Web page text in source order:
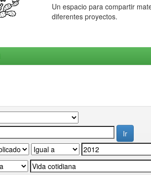
Un espacio para compartir
diferentes proyectos.